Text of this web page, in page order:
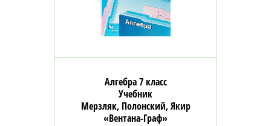
Алгебра 7 класс
Учебник
Мерзляк, Полонский, Якир
«Вентана-Граф»